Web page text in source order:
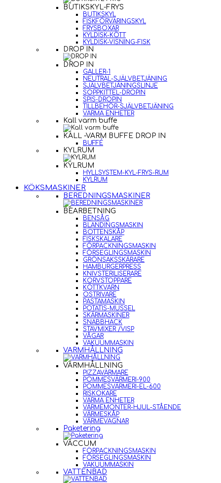
BUTIKSKYL-FRYS
BUTIKSKYL
FISKFÖRVARINGSKYL
FRYSBOXAR
KYLDISK-KÖTT
KYLDISK-VISNING-FISK
DROP IN
DROP IN
GALLER-1
NEUTRAL-SJÄLVBETJÄNING
SJÄLVBETJÄNINGSLINJE
SOPPKITTEL-DROPIN
SPIS-DROPIN
TILLBEHÖR-SJÄLVBETJÄNING
VARMA ENHETER
Kall varm buffe
KALL -VARM BUFFE DROP IN
BUFFÉ
KYLRUM
KYLRUM
HYLLSYSTEM-KYL-FRYS-RUM
KYLRUM
KÖKSMASKINER
BEREDNINGSMASKINER
BEARBETNING
BENSÅG
BLANDINGSMASKIN
BOTTENSKÅP
FISKSKALARE
FÖRPACKNINGSMASKIN
FÖRSEGLINGSMASKIN
GRÖNSAKSSKÄRARE
HAMBURGERPRESS
KNIVSTERILISERARE
KORVSTOPPARE
KÖTTKVARN
OSTRIVARE
PASTAMASKIN
POTATIS-MUSSEL
SKÄRMASKINER
SNABBHACK
STAVMIXER /VISP
VÅGAR
VAKUUMMASKIN
VARMHÅLLNING
VARMHÅLLNING
PIZZAVÄRMARE
POMMESVÄRMERI-900
POMMESVÄRMERI-EL-600
RISKOKARE
VARMA ENHETER
VÄRMEMONTER-HJUL-STÅENDE
VÄRMESKÅP
VÄRMEVAGNAR
Paketering
VACCUM
FÖRPACKNINGSMASKIN
FÖRSEGLINGSMASKIN
VAKUUMMASKIN
VATTENBAD